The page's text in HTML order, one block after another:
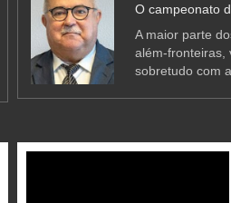
O campeonato
A maior parte
além-fronteiras,
sobretudo com